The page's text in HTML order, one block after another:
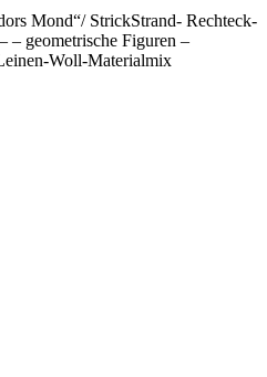
Mond“/ StrickStrand- Rechteck-
– geometrische Figuren –
Woll-Materialmix